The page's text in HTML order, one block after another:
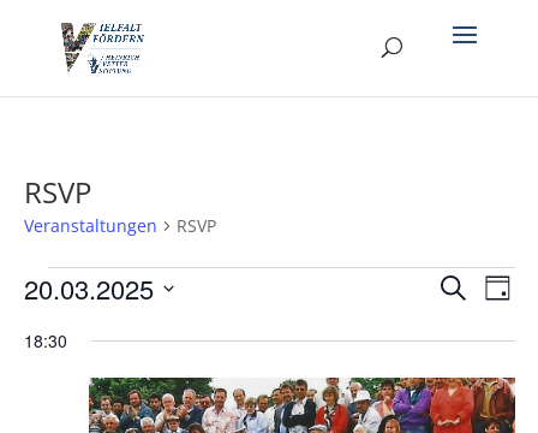
RSVP
Veranstaltungen RSVP
Veranstaltungen
für
20.03.2025 und
SucheTag
20.03.2025
wählen.
18:30